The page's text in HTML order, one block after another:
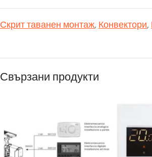
Скрит таванен монтаж,Конвектори,
Свързани продукти